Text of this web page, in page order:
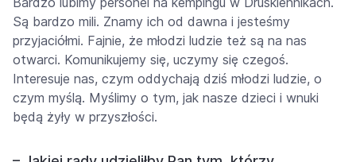
Są bardzo mili. Znamy ich od dawna i jesteśmy
przyjaciółmi. Fajnie, że młodzi ludzie też są na nas
otwarci. Komunikujemy się, uczymy się czegoś.
Interesuje nas, czym oddychają dziś młodzi ludzie, o
czym myślą. Myślimy o tym, jak nasze dzieci i wnuki
będą żyły w przyszłości.